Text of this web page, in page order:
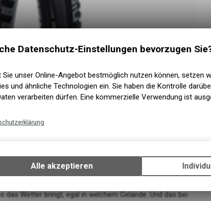
Wetter bringt, egal in welchem Gelände. Und das bei
Datenschutz-Einstellungen bevorzugen
Sie unser Online-Angebot bestmöglich nutzen können, setzen
und ähnliche Technologien ein. Sie haben die Kontrolle
verarbeiten dürfen. Eine kommerzielle Verwendung ist
Ihrem Gerät, um die grundlegenden Funktionen unseres
Verwendung des Warenkorbs, zu ermöglichen. Bitte
zulassen.
Alle akzeptieren